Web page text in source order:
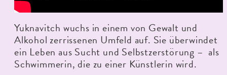
Yuknavitch wuchs in einem von Gewalt und
Alkohol zerrissenen Umfeld auf. Sie überwindet
ein Leben aus Sucht und Selbstzerstörung – als
Schwimmerin, die zu einer Künstlerin wird.